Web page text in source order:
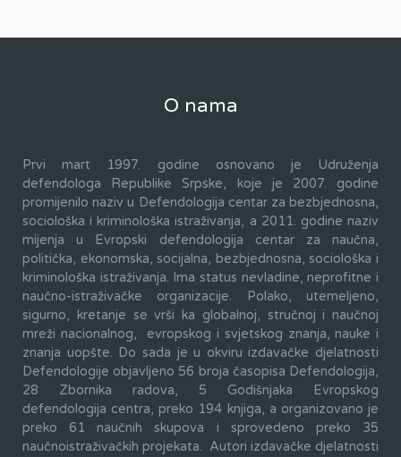
O nama
Prvi mart 1997. godine osnovano je Udruženja
defendologa Republike Srpske, koje je 2007. godine
promijenilo naziv u Defendologija centar za bezbjednosna,
sociološka i kriminološka istraživanja, a 2011. godine naziv
mijenja u Evropski defendologija centar za naučna,
politička, ekonomska, socijalna, bezbjednosna, sociološka i
kriminološka istraživanja. Ima status nevladine, neprofitne i
naučno-istraživačke organizacije. Polako, utemeljeno,
sigurno, kretanje se vrši ka globalnoj, stručnoj i naučnoj
mreži nacionalnog, evropskog i svjetskog znanja, nauke i
znanja uopšte. Do sada je u okviru izdavačke djelatnosti
Defendologije objavljeno 56 broja časopisa Defendologija,
28 Zbornika radova, 5 Godišnjaka Evropskog
defendologija centra, preko 194 knjiga, a organizovano je
preko 61 naučnih skupova i sprovedeno preko 35
naučnoistraživačkih projekata. Autori izdavačke djelatnosti